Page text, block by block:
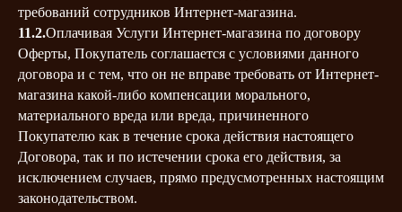
требований сотрудников Интернет-магазина.
11.2.Оплачивая Услуги Интернет-магазина по договору
Оферты, Покупатель соглашается с условиями данного
договора и с тем, что он не вправе требовать от Интернет-
магазина какой-либо компенсации морального,
материального вреда или вреда, причиненного
Покупателю как в течение срока действия настоящего
Договора, так и по истечении срока его действия, за
исключением случаев, прямо предусмотренных настоящим
законодательством.